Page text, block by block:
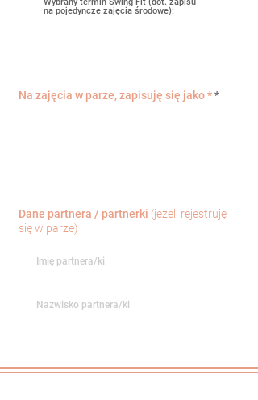
n
na pojedyncze zajęcia środowe):
Na zajęcia w parze, zapisuję się jako **
Dane partnera / partnerki (jeżeli rejestruję
się w parze)